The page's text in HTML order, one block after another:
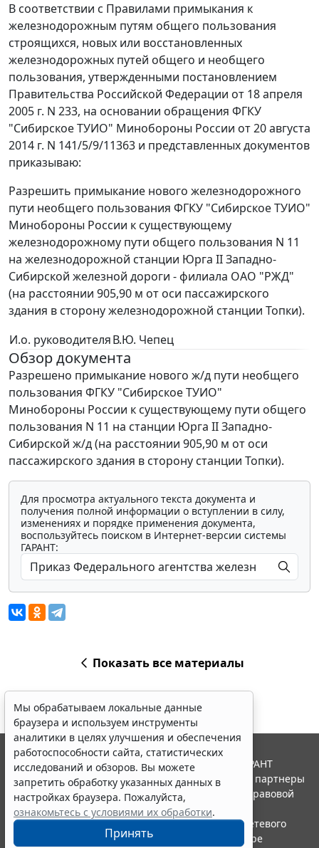
В соответствии с Правилами примыкания к
железнодорожным путям общего пользования
строящихся, новых или восстановленных
железнодорожных путей общего и необщего
пользования, утвержденными постановлением
Правительства Российской Федерации от 18 апреля
2005 г. N 233, на основании обращения ФГКУ
"Сибирское ТУИО" Минобороны России от 20 августа
2014 г. N 141/5/9/11363 и представленных документов
приказываю:
Разрешить примыкание нового железнодорожного
пути необщего пользования ФГКУ "Сибирское ТУИО"
Минобороны России к существующему
железнодорожному пути общего пользования N 11
на железнодорожной станции Юрга II Западно-
Сибирской железной дороги - филиала ОАО "РЖД"
(на расстоянии 905,90 м от оси пассажирского
здания в сторону железнодорожной станции Топки).
И.о. руководителяВ.Ю. Чепец
Обзор документа
Разрешено примыкание нового ж/д пути необщего
пользования ФГКУ "Сибирское ТУИО"
Минобороны России к существующему пути общего
пользования N 11 на станции Юрга II Западно-
Сибирской ж/д (на расстоянии 905,90 м от оси
пассажирского здания в сторону станции Топки).
Для просмотра актуального текста документа и
получения полной информации о вступлении в силу,
изменениях и порядке применения документа,
воспользуйтесь поиском в Интернет-версии системы
ГАРАНТ:
Показать все материалы
Мы обрабатываем локальные данные
браузера и используем инструменты
аналитики в целях улучшения и обеспечения
работоспособности сайта, статистических
исследований и обзоров. Вы можете
запретить обработку указанных данных в
настройках браузера. Пожалуйста,
ознакомьтесь с условиями их обработки.
Принять
© ООО "НПП "ГАРАНТ-СЕРВИС", 2026. Система ГАРАНТ
выпускается с 1990 года. Компания "Гарант" и ее партнеры
являются участниками Российской ассоциации правовой
информации ГАРАНТ.
Портал ГАРАНТ.РУ зарегистрирован в качестве сетевого
издания Федеральной службой по надзору в сфере